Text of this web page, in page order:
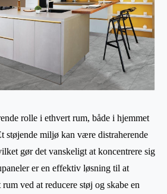
rolle i ethvert rum, både i hjemmet
støjende miljø kan være distraherende
gør det vanskeligt at koncentrere sig
er en effektiv løsning til at
ved at reducere støj og skabe en